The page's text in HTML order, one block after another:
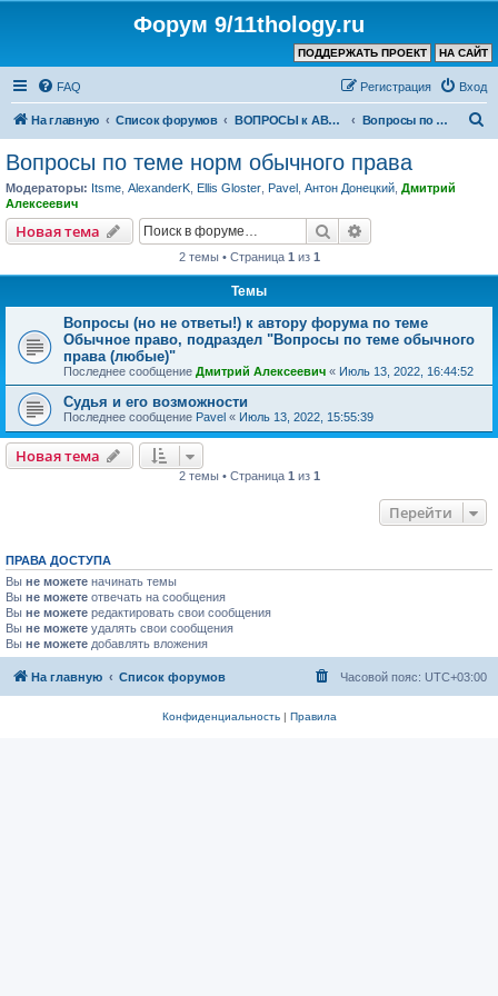
Форум 9/11thology.ru
НА САЙТ
ПОДДЕРЖАТЬ ПРОЕКТ
FAQ Вход
Регистрация
На главную Список форумов ВОПРОСЫ к АВТОРУ КАНАЛА и ХОЗЯИНУ ФОРУМА Вопросы по теме норм обычного права
Вопросы по теме норм обычного права
Модераторы: Itsme AlexanderK Ellis Gloster Pavel Антон Донецкий Дмитрий
Алексеевич
Новая тема Поиск
2 темы • Страница 1 из 1
Темы
Вопросы (но не ответы!) к автору форума по теме
Обычное право, подраздел "Вопросы по теме обычного
права (любые)"
Последнее сообщение Дмитрий Алексеевич « Июль 13, 2022, 16:44:52
Судья и его возможности
Последнее сообщение Pavel « Июль 13, 2022, 15:55:39
Новая тема
2 темы • Страница 1 из 1
Перейти
ПРАВА ДОСТУПА
Вы не можете начинать темы
Вы не можете отвечать на сообщения
Вы не можете редактировать свои сообщения
Вы не можете удалять свои сообщения
Вы не можете добавлять вложения
На главную Список форумов Часовой пояс: UTC+03:00
Конфиденциальность| Правила